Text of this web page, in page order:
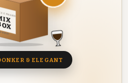
MAAND
8 BIEREN
& ELEGANT